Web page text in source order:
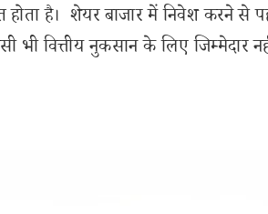
है। शेयर बाजार में निवेश करने से
वित्तीय नुकसान के लिए जिम्मेदार